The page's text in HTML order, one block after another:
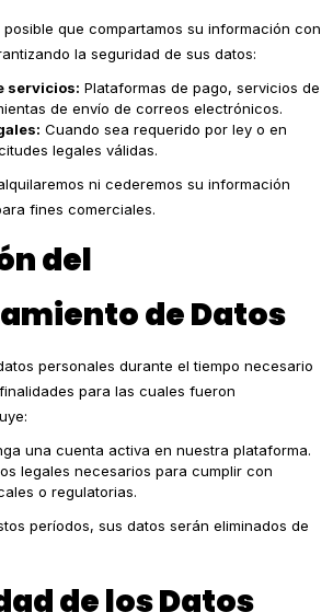
que compartamos su información con
la seguridad de sus datos:
servicios: Plataformas de pago, servicios de
de envío de correos electrónicos.
Cuando sea requerido por ley o en
legales válidas.
ni cederemos su información
fines comerciales.
del
de Datos
personales durante el tiempo necesario
para las cuales fueron
una cuenta activa en nuestra plataforma.
legales necesarios para cumplir con
o regulatorias.
períodos, sus datos serán eliminados de
de los Datos